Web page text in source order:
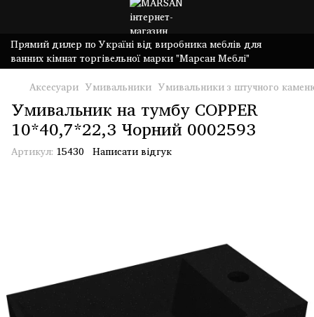
Прямий дилер по Україні від виробника меблів для
ванних кімнат торгівельної марки "Марсан Меблі"
Аксесуари Умивальники Умивальники з штучного
Умивальник на тумбу COPPER
10*40,7*22,3 Чорний 0002593
Артикул: 15430 Написати відгук